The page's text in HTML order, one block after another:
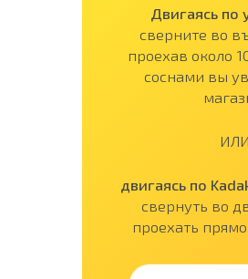
Двигаясь по
сверните во
проехав около
соснами вы
ИЛИ
двигаясь по
свернуть во
проехать